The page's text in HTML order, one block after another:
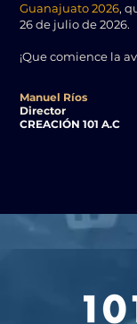
Guanajuato 2026,
26 de julio de 2026.
¡Que comience la
Manuel Ríos
Director
CREACIÓN 101 A.C